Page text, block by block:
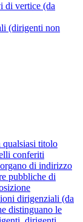
di vertice (da
(dirigenti non
titolo
conferiti
di indirizzo
pubbliche di
dirigenziali (da
distinguano le